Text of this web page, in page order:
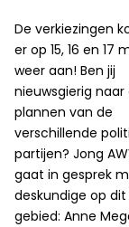
De verkiezingen
er op 15, 16 en 17
weer aan! Ben jij
nieuwsgierig naar
plannen van de
verschillende
partijen? Jong
gaat in gesprek
deskundige op dit
gebied: Anne